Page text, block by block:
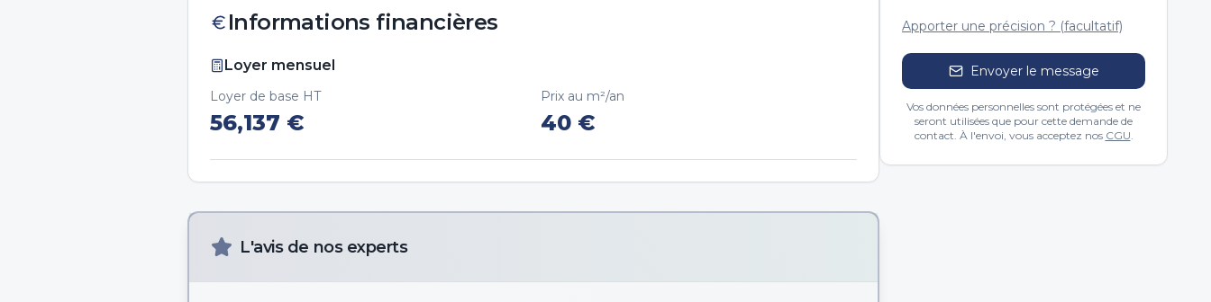
Informations financières
Loyer mensuel
Loyer de base HT
56,137 €
Prix au m²/an
40 €
L'avis de nos experts
Apporter une précision ? (facultatif)
Envoyer le message
Vos données personnelles sont protégées et ne
seront utilisées que pour cette demande de
contact. À l'envoi, vous acceptez nos CGU.